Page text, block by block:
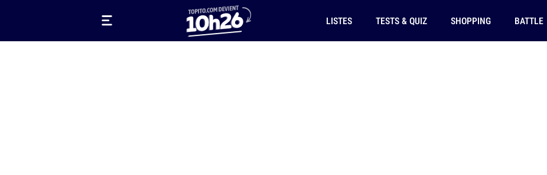
LISTES TESTS & QUIZ SHOPPING BATTLE